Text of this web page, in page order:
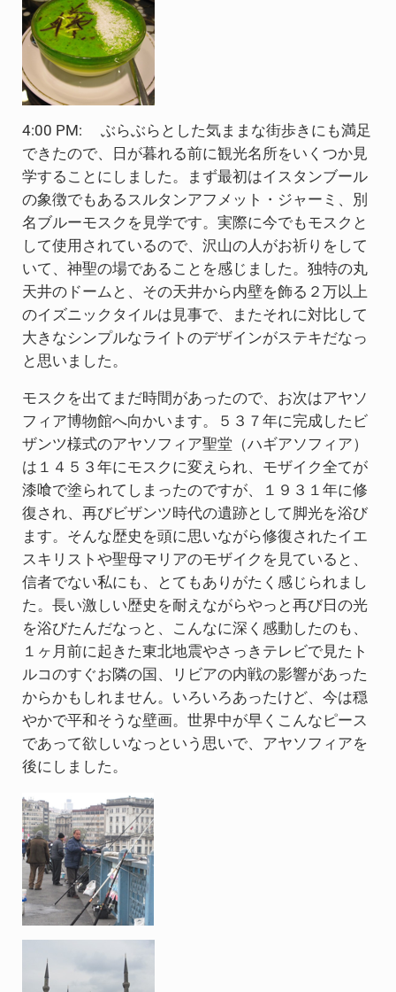
4:00 PM: ぶらぶらとした気ままな街歩きにも満足
できたので、日が暮れる前に観光名所をいくつか見
学することにしました。まず最初はイスタンブール
の象徴でもあるスルタンアフメット・ジャーミ、別
名ブルーモスクを見学です。実際に今でもモスクと
して使用されているので、沢山の人がお祈りをして
いて、神聖の場であることを感じました。独特の丸
天井のドームと、その天井から内壁を飾る２万以上
のイズニックタイルは見事で、またそれに対比して
大きなシンプルなライトのデザインがステキだなっ
と思いました。
モスクを出てまだ時間があったので、お次はアヤソ
フィア博物館へ向かいます。５３７年に完成したビ
ザンツ様式のアヤソフィア聖堂（ハギアソフィア）
は１４５３年にモスクに変えられ、モザイク全てが
漆喰で塗られてしまったのですが、１９３１年に修
復され、再びビザンツ時代の遺跡として脚光を浴び
ます。そんな歴史を頭に思いながら修復されたイエ
スキリストや聖母マリアのモザイクを見ていると、
信者でない私にも、とてもありがたく感じられまし
た。長い激しい歴史を耐えながらやっと再び日の光
を浴びたんだなっと、こんなに深く感動したのも、
１ヶ月前に起きた東北地震やさっきテレビで見たト
ルコのすぐお隣の国、リビアの内戦の影響があった
からかもしれません。いろいろあったけど、今は穏
やかで平和そうな壁画。世界中が早くこんなピース
であって欲しいなっという思いで、アヤソフィアを
後にしました。